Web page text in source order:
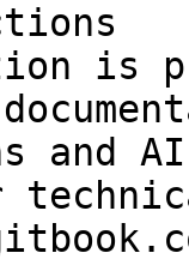
is
and